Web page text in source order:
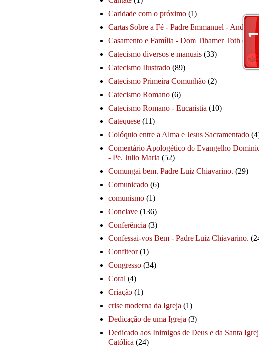
Caridade com o próximo (1)
Cartas Sobre a Fé - Padre Emmanuel - André
Casamento e Família - Dom Tihamer Toth (115)
Catecismo diversos e manuais (33)
Catecismo Ilustrado (89)
Catecismo Primeira Comunhão (2)
Catecismo Romano (6)
Catecismo Romano - Eucaristia (10)
Catequese (11)
Colóquio entre a Alma e Jesus Sacramentado
Comentário Apologético do Evangelho
- Pe. Julio Maria (52)
Comungai bem. Padre Luiz Chiavarino. (29)
Comunicado (6)
comunismo (1)
Conclave (136)
Conferência (3)
Confessai-vos Bem - Padre Luiz Chiavarino.
Confiteor (1)
Congresso (34)
Coral (4)
Criação (1)
crise moderna da Igreja (1)
Dedicação de uma Igreja (3)
Dedicado aos Inimigos de Deus e da Santa
Católica (24)